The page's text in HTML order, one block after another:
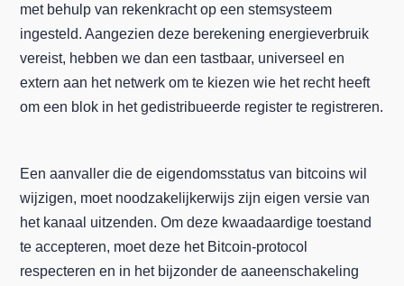
met behulp van rekenkracht op een stemsysteem
ingesteld. Aangezien deze berekening energieverbruik
vereist, hebben we dan een tastbaar, universeel en
extern aan het netwerk om te kiezen wie het recht heeft
om een blok in het gedistribueerde register te registreren.
Een aanvaller die de eigendomsstatus van bitcoins wil
wijzigen, moet noodzakelijkerwijs zijn eigen versie van
het kanaal uitzenden. Om deze kwaadaardige toestand
te accepteren, moet deze het Bitcoin-protocol
respecteren en in het bijzonder de aaneenschakeling